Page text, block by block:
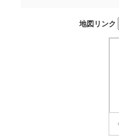
地図リンク